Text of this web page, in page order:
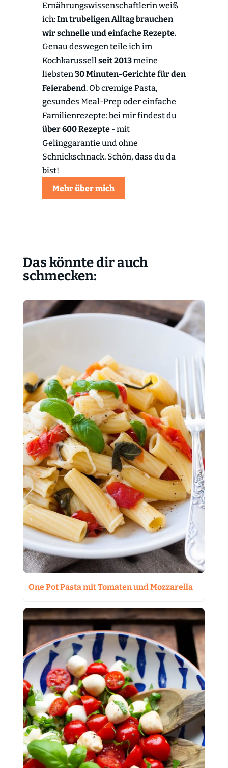
Ernährungswissenschaftlerin weiß
ich:Im trubeligen Alltag brauchen
wir schnelle und einfache Rezepte.
Genau deswegen teile ich im
Kochkarussellseit 2013meine
liebsten30 Minuten-Gerichte für den
Feierabend. Ob cremige Pasta,
gesundes Meal-Prep oder einfache
Familienrezepte: bei mir findest du
über 600 Rezepte- mit
Gelinggarantie und ohne
Schnickschnack. Schön, dass du da
bist!
Mehr über mich
Das könnte dir auch
schmecken:
One Pot Pasta mit Tomaten und Mozzarella